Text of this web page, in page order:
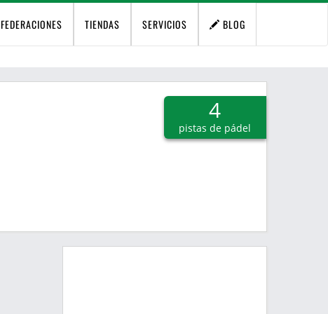
FEDERACIONES TIENDAS SERVICIOS BLOG
4
pistas de pádel